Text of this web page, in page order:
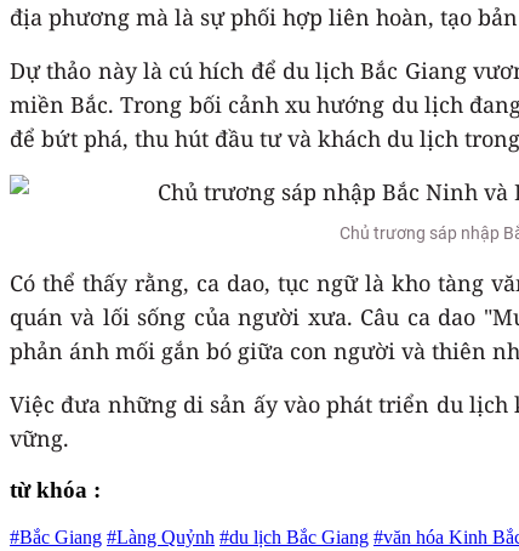
địa phương mà là sự phối hợp liên hoàn, tạo
Dự thảo này là cú hích để du lịch Bắc Giang
miền Bắc. Trong bối cảnh xu hướng du lịch
để bứt phá, thu hút đầu tư và khách du lịch
Chủ trương sáp nhập
Có thể thấy rằng, ca dao, tục ngữ là kho tàng
quán và lối sống của người xưa. Câu ca dao
phản ánh mối gắn bó giữa con người và thiên
Việc đưa những di sản ấy vào phát triển du lịch
vững.
từ khóa :
#Bắc Giang #Làng Quỷnh #du lịch Bắc Giang #văn hóa Kinh